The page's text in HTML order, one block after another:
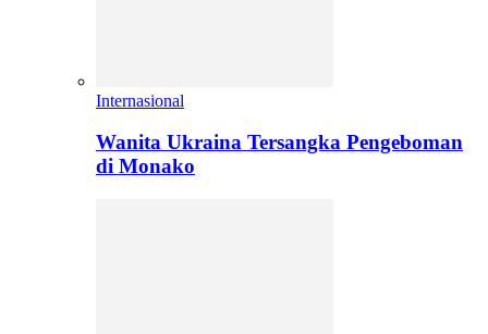
Internasional
Wanita Ukraina Tersangka Pengeboman
di Monako